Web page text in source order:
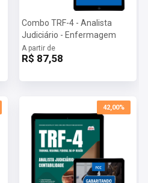
Combo TRF-4 - Analista
Judiciário - Enfermagem
A partir de
R$ 87,58
42,00%